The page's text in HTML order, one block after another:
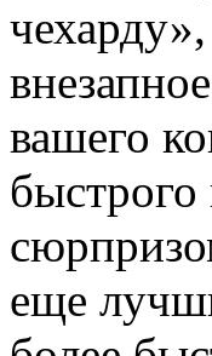
вашего
еще